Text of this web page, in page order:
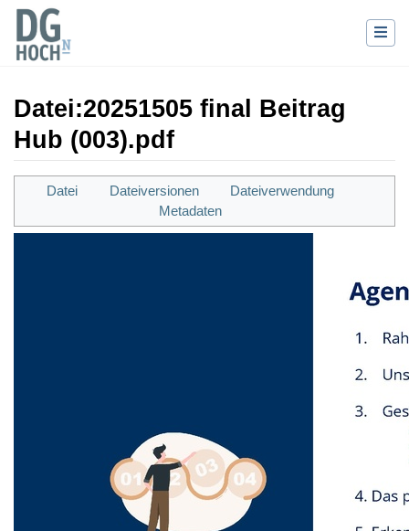
Datei:20251505 final Beitrag
Hub (003).pdf
Wechseln zu: Navigation,Suche
Datei Dateiversionen
Dateiverwendung
Metadaten